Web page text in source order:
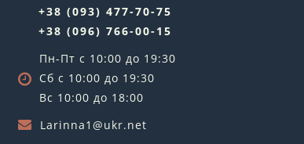
+38 (093) 477-70-75
+38 (096) 766-00-15
Пн-Пт с 10:00 до 19:30
Сб с 10:00 до 19:30
Вс 10:00 до 18:00
Larinna1@ukr.net